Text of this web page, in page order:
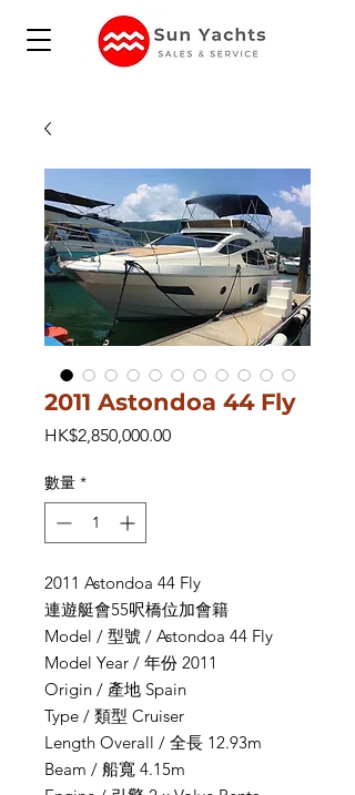
2011 Astondoa 44 Fly
HK$2,850,000.00價
數量 *
2011 Astondoa 44 Fly
連遊艇會55呎橋位加會籍
Model / 型號 / Astondoa 44 Fly
Model Year / 年份 2011
Origin / 產地 Spain
Type / 類型 Cruiser
Length Overall / 全長 12.93m
Beam / 船寬 4.15m